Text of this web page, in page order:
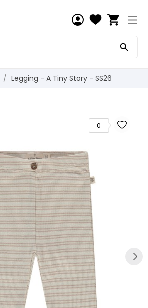
shopping_cart

Legging - A Tiny Story - SS26
0